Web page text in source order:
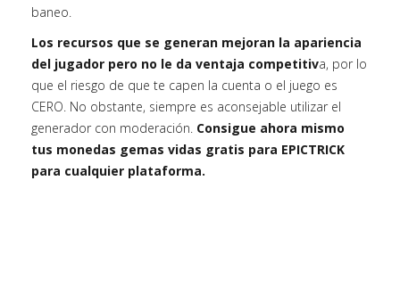
baneo.
Los recursos que se generan mejoran la apariencia
del jugador pero no le da ventaja competitiva, por lo
que el riesgo de que te capen la cuenta o el juego es
CERO. No obstante, siempre es aconsejable utilizar el
generador con moderación. Consigue ahora mismo
tus monedas gemas vidas gratis para EPICTRICK
para cualquier plataforma.